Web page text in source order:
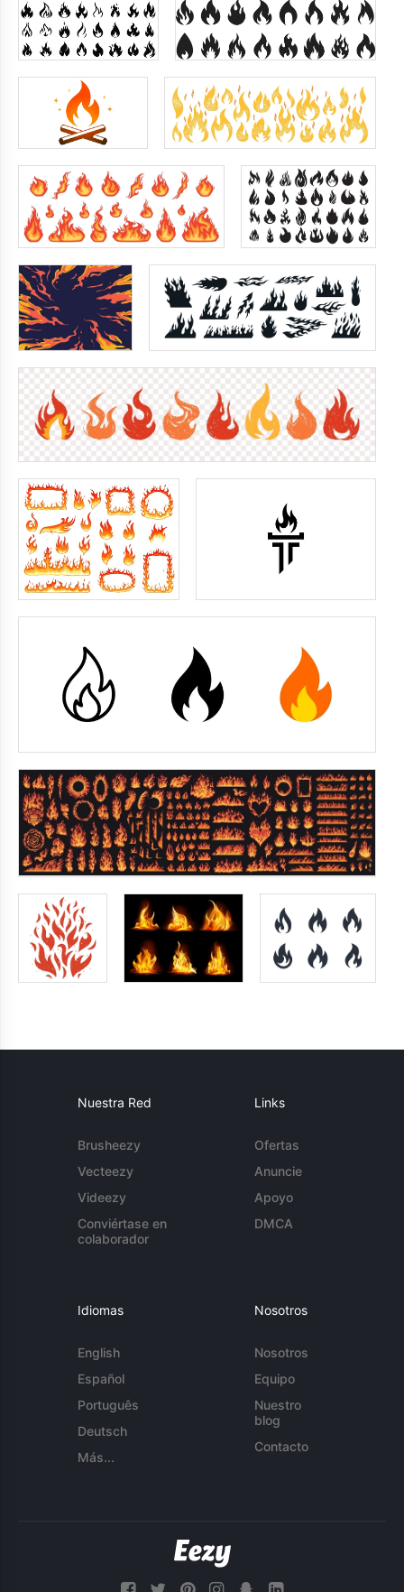
Nuestra Red
Brusheezy
Vecteezy
Videezy
Conviértase en
colaborador
Links
Ofertas
Anuncie
Apoyo
DMCA
Idiomas
English
Español
Português
Deutsch
Más...
Nosotros
Nosotros
Equipo
Nuestro
blog
Contacto